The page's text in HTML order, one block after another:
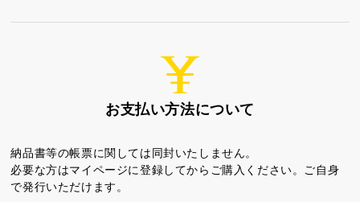
お茶の子
お支払い方法について
納品書等の帳票に関しては同封いたしません。
必要な方はマイページに登録してからご購入ください。ご自身
で発行いただけます。